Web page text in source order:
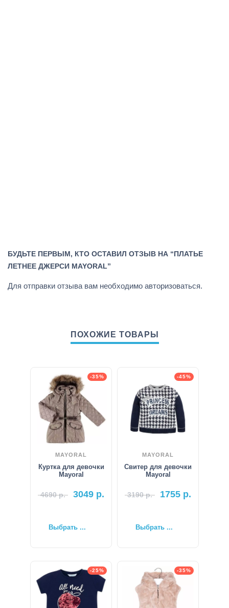
БУДЬТЕ ПЕРВЫМ, КТО ОСТАВИЛ ОТЗЫВ НА “ПЛАТЬЕ
ЛЕТНЕЕ ДЖЕРСИ MAYORAL”
Для отправки отзыва вам необходимо авторизоваться.
ПОХОЖИЕ ТОВАРЫ
-35%
MAYORAL
Куртка для девочки
Mayoral
4690р. 3049 р.
Выбрать ...
-45%
MAYORAL
Свитер для девочки
Mayoral
3190р. 1755 р.
Выбрать ...
-25% -35%